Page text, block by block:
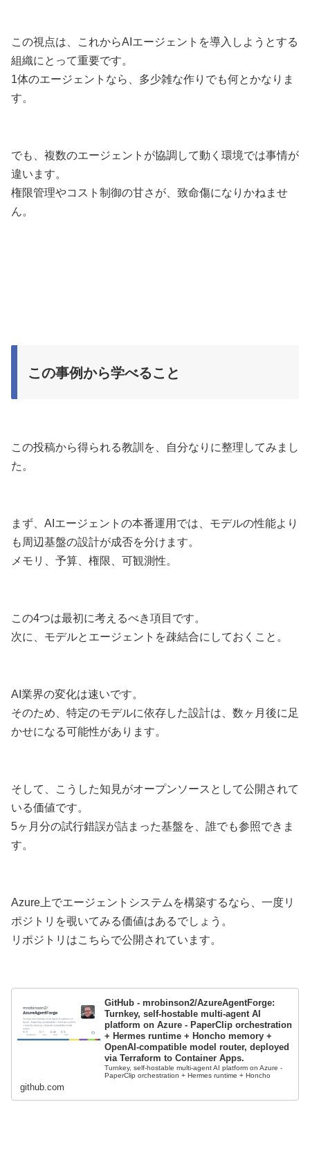
この視点は、これからAIエージェントを導入しようとする
組織にとって重要です。
1体のエージェントなら、多少雑な作りでも何とかなりま
す。
でも、複数のエージェントが協調して動く環境では事情が
違います。
権限管理やコスト制御の甘さが、致命傷になりかねませ
ん。
この事例から学べること
この投稿から得られる教訓を、自分なりに整理してみまし
た。
まず、AIエージェントの本番運用では、モデルの性能より
も周辺基盤の設計が成否を分けます。
メモリ、予算、権限、可観測性。
この4つは最初に考えるべき項目です。
次に、モデルとエージェントを疎結合にしておくこと。
AI業界の変化は速いです。
そのため、特定のモデルに依存した設計は、数ヶ月後に足
かせになる可能性があります。
そして、こうした知見がオープンソースとして公開されて
いる価値です。
5ヶ月分の試行錯誤が詰まった基盤を、誰でも参照できま
す。
Azure上でエージェントシステムを構築するなら、一度リ
ポジトリを覗いてみる価値はあるでしょう。
リポジトリはこちらで公開されています。
GitHub - mrobinson2/AzureAgentForge:
Turnkey, self-hostable multi-agent AI
platform on Azure - PaperClip orchestration
+ Hermes runtime + Honcho memory +
OpenAI-compatible model router, deployed
via Terraform to Container Apps.
Turnkey, self-hostable multi-agent AI platform on Azure -
PaperClip orchestration + Hermes runtime + Honcho
github.com